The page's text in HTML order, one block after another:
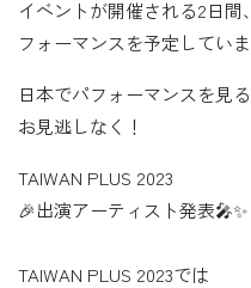
イベントが開催される2日
フォーマンスを予定していま
日本でパフォーマンスを見
お見逃しなく！
TAIWAN PLUS 2023
🎉出演アーティスト発表🎤✨
TAIWAN PLUS 2023では